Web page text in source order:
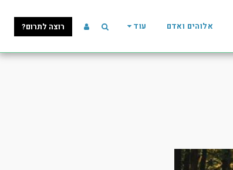
אלוהים ואדם עוד רוצה לתרום?